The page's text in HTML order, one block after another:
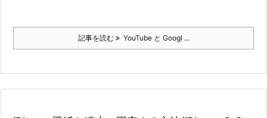
記事を読む YouTube と Googl ...